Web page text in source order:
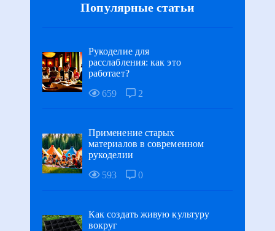
Популярные статьи
Рукоделие для
расслабления: как это
работает?
659
2
Применение старых
материалов в современном
рукоделии
593
0
Как создать живую культуру
вокруг